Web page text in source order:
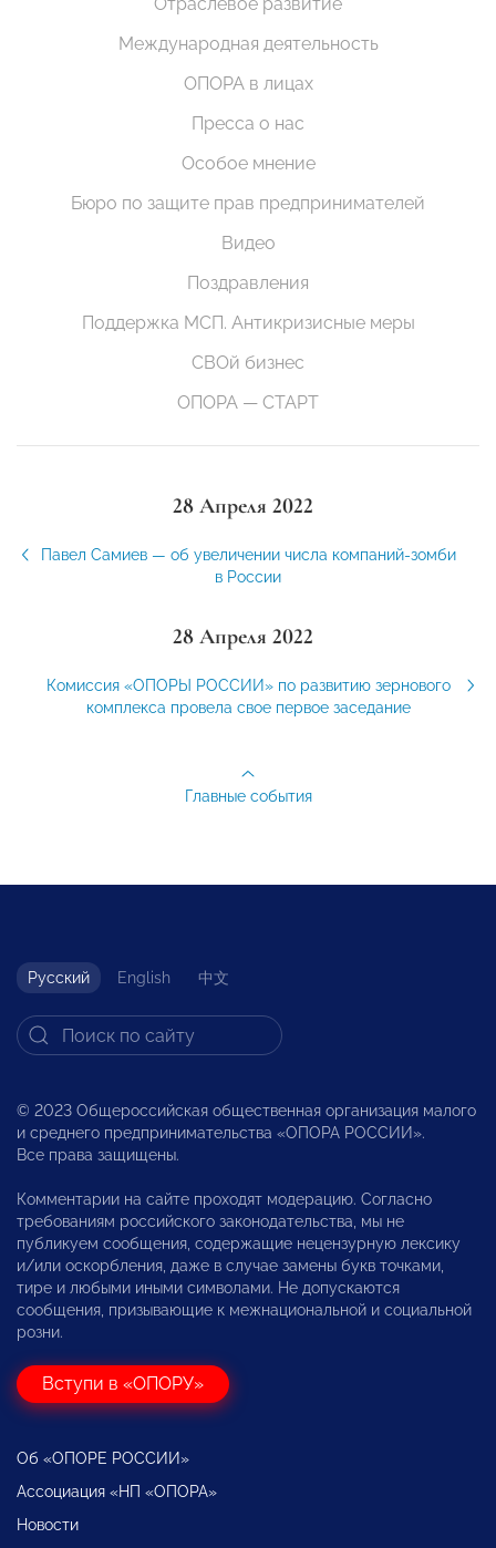
Международная деятельность
ОПОРА в лицах
Пресса о нас
Особое мнение
Бюро по защите прав предпринимателей
Видео
Поздравления
Поддержка МСП. Антикризисные меры
СВОй бизнес
ОПОРА — СТАРТ
28 Апреля 2022
Павел Самиев — об увеличении числа компаний-зомби
в России
28 Апреля 2022
Комиссия «ОПОРЫ РОССИИ» по развитию зернового
комплекса провела свое первое заседание
Главные события
Русский English 中文
© 2023 Общероссийская общественная организация малого
и среднего предпринимательства «ОПОРА РОССИИ».
Все права защищены.
Комментарии на сайте проходят модерацию. Согласно
требованиям российского законодательства, мы не
публикуем сообщения, содержащие нецензурную лексику
и/или оскорбления, даже в случае замены букв точками,
тире и любыми иными символами. Не допускаются
сообщения, призывающие к межнациональной и социальной
розни.
Вступи в «ОПОРУ»
Об «ОПОРЕ РОССИИ»
Ассоциация «НП «ОПОРА»
Новости